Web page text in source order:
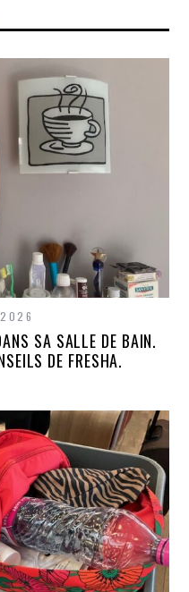
SA SALLE DE BAIN.
DE FRESHA.